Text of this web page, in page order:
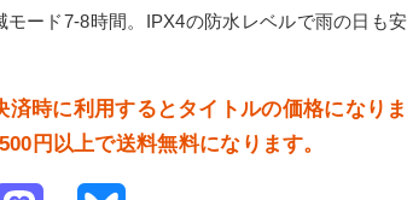
ード7-8時間。IPX4の防水レベルで雨の日も安
済時に利用するとタイトルの価格になりま
円以上で送料無料になります。